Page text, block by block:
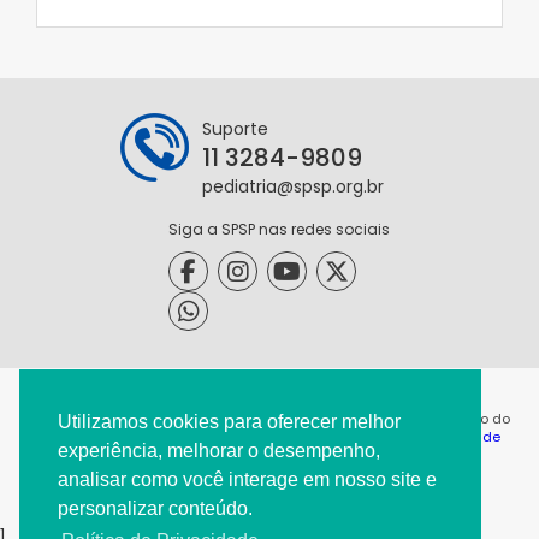
Utilizamos cookies para oferecer melhor
experiência, melhorar o desempenho,
analisar como você interage em nosso site e
personalizar conteúdo.
Suporte
11 3284-9809
pediatria@spsp.org.br
Siga a SPSP nas redes sociais
@2021 - Todos os direitos reservados. É permitida a reprodução do
conteúdo desta página desde que citada a origem. |
Política de
Privacidade|